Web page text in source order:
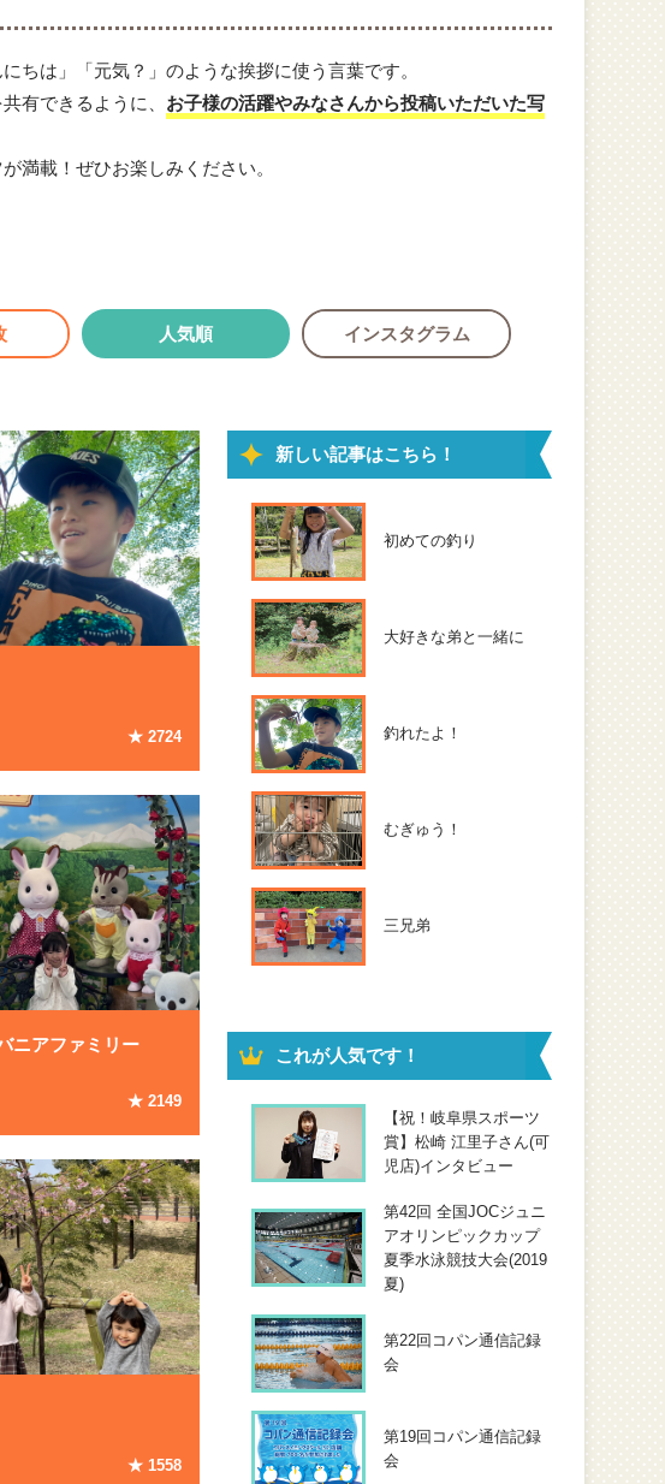
ちは」「元気？」のような挨拶に使う言葉です。
有できるように、 お子様の活躍やみなさんから投稿いただいた写
満載！ぜひお楽しみください。
人気順 インスタグラム
★ 2724
ニアファミリー
★ 2149
★ 1558
新しい記事はこちら！
初めての釣り
大好きな弟と一緒に
釣れたよ！
むぎゅう！
三兄弟
これが人気です！
【祝！岐阜県スポーツ
賞】松崎 江里子さん(可
児店)インタビュー
第42回 全国JOCジュニ
アオリンピックカップ
夏季水泳競技大会(2019
夏)
第22回コパン通信記録
会
第19回コパン通信記録
会